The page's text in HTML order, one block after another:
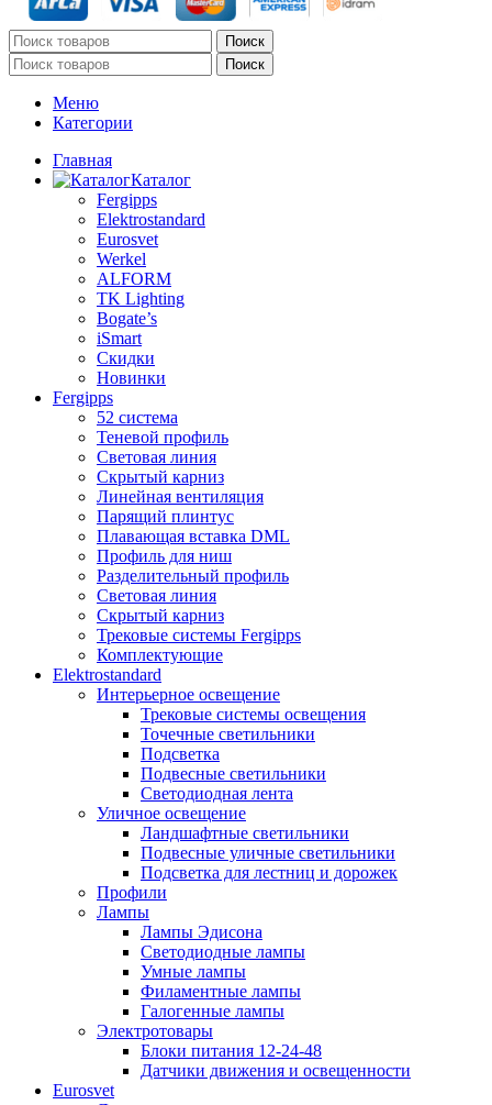
Поиск
Поиск
Меню
Категории
Главная
Каталог
Fergipps
Elektrostandard
Eurosvet
Werkel
ALFORM
TK Lighting
Bogate’s
iSmart
Скидки
Новинки
Fergipps
52 система
Теневой профиль
Световая линия
Скрытый карниз
Линейная вентиляция
Парящий плинтус
Плавающая вставка DML
Профиль для ниш
Разделительный профиль
Световая линия
Скрытый карниз
Трековые системы Fergipps
Комплектующие
Elektrostandard
Интерьерное освещение
Трековые системы освещения
Точечные светильники
Подсветка
Подвесные светильники
Светодиодная лента
Уличное освещение
Ландшафтные светильники
Подвесные уличные светильники
Подсветка для лестниц и дорожек
Профили
Лампы
Лампы Эдисона
Светодиодные лампы
Умные лампы
Филаментные лампы
Галогенные лампы
Электротовары
Блоки питания 12-24-48
Датчики движения и освещенности
Eurosvet